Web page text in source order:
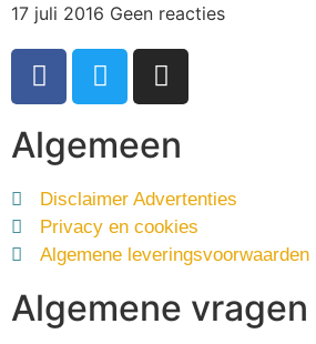
17 juli 2016 Geen reacties
Algemeen
Disclaimer Advertenties
Privacy en cookies
Algemene leveringsvoorwaarden
Algemene vragen